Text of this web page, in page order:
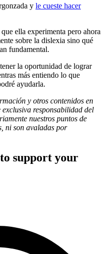
y le cueste hacer
ella experimenta pero ahora
sobre la dislexia sino qué
fundamental.
la oportunidad de lograr
más entiendo lo que
ayudarla.
y otros contenidos en
responsabilidad del
nuestros puntos de
ni son avaladas por
support your